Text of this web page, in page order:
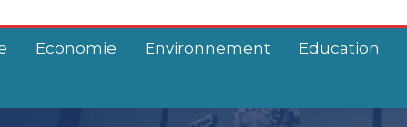
Economie Environnement Education